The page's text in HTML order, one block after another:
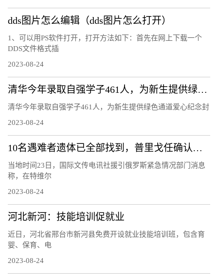
dds图片怎么编辑（dds图片怎么打开）
1、可以用PS软件打开，打开方法如下：首先在网上下载一个
DDS文件格式插
2023-08-24
清华今年录取自强学子461人，为新生提供绿色通道爱心纪念封
清华今年录取自强学子461人，为新生提供绿色通道爱心纪念封
2023-08-24
10名遇难者遗体已全部找到，普里戈任确认遇难
当地时间23日，国际文传电讯社援引俄罗斯紧急情况部门消息
称，在特维尔
2023-08-24
河北新河：技能培训促就业
近日，河北省邢台市新河县免费开设就业技能培训班，包含育
婴、保育、电
2023-08-24